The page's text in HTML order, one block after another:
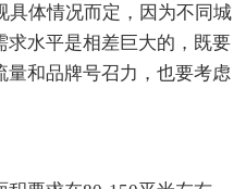
具体情况而定，因为不同城
求水平是相差巨大的，既要
和品牌号召力，也要考虑